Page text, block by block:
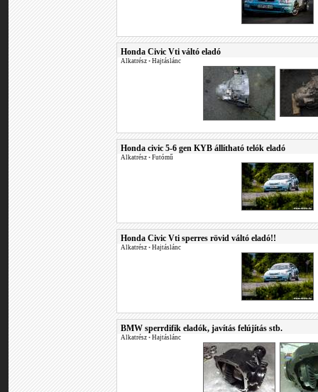
Honda Civic Vti váltó eladó
Alkatrész • Hajtáslánc
Honda civic 5-6 gen KYB állítható telók eladó
Alkatrész • Futómű
Honda Civic Vti sperres rövid váltó eladó!!
Alkatrész • Hajtáslánc
BMW sperrdifik eladók, javítás felújítás stb.
Alkatrész • Hajtáslánc